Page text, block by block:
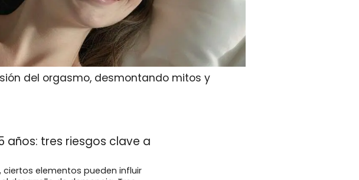
del orgasmo, desmontando mitos y
años: tres riesgos clave a
elementos pueden influir